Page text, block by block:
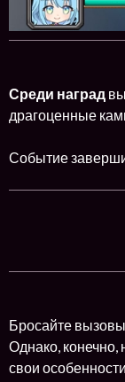
Среди наград
драгоценные
Событие
Бросайте вызовы
Однако, конечно,
свои